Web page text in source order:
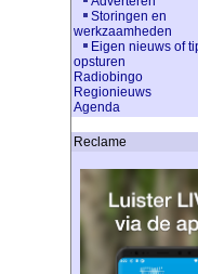
Storingen en
werkzaamheden
Eigen nieuws of
opsturen
Radiobingo
Regionieuws
Agenda
Reclame